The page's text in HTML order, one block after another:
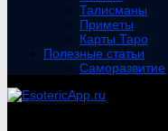
Талисманы
Приметы
Карты Таро
Полезные статьи
Саморазвитие